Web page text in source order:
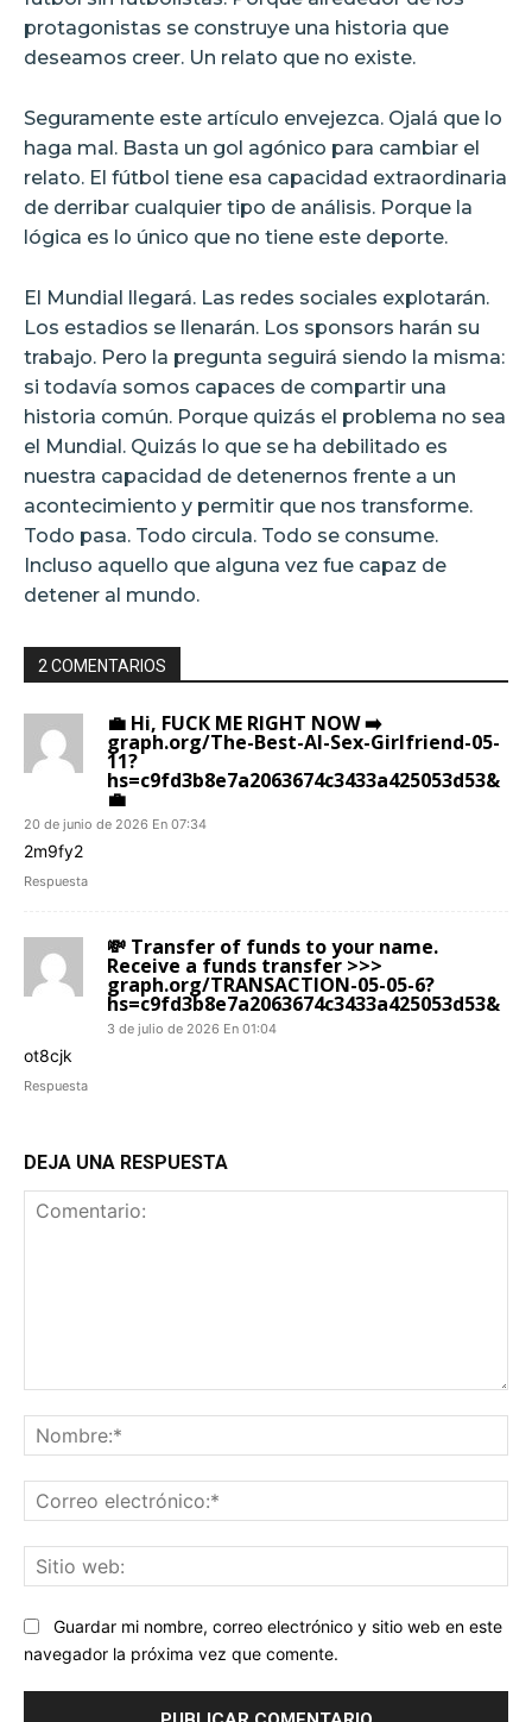
protagonistas se construye una historia que
deseamos creer. Un relato que no existe.
Seguramente este artículo envejezca. Ojalá que lo
haga mal. Basta un gol agónico para cambiar el
relato. El fútbol tiene esa capacidad extraordinaria
de derribar cualquier tipo de análisis. Porque la
lógica es lo único que no tiene este deporte.
El Mundial llegará. Las redes sociales explotarán.
Los estadios se llenarán. Los sponsors harán su
trabajo. Pero la pregunta seguirá siendo la misma:
si todavía somos capaces de compartir una
historia común. Porque quizás el problema no sea
el Mundial. Quizás lo que se ha debilitado es
nuestra capacidad de detenernos frente a un
acontecimiento y permitir que nos transforme.
Todo pasa. Todo circula. Todo se consume.
Incluso aquello que alguna vez fue capaz de
detener al mundo.
2 COMENTARIOS
💼 Hi, FUСК ME RIGHT NOW ➡️
graph.org/The-Best-AI-Sex-Girlfriend-05-
11?
hs=c9fd3b8e7a2063674c3433a425053d53&
💼
20 de junio de 2026 En 07:34
2m9fy2
Respuesta
💸 Transfer of funds to your name.
Receive a funds transfer >>>
graph.org/TRANSACTION-05-05-6?
hs=c9fd3b8e7a2063674c3433a425053d53&
3 de julio de 2026 En 01:04
ot8cjk
Respuesta
DEJA UNA RESPUESTA
Guardar mi nombre, correo electrónico y sitio web en este
navegador la próxima vez que comente.